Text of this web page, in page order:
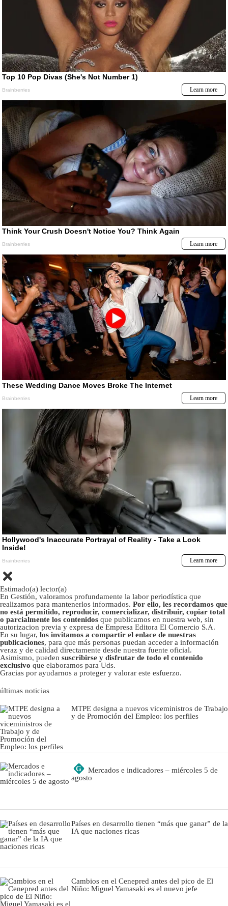
Estimado(a) lector(a)
En Gestión, valoramos profundamente la labor periodística que
realizamos para mantenerlos informados. Por ello, les recordamos que
no está permitido, reproducir, comercializar, distribuir, copiar total
o parcialmente los contenidos que publicamos en nuestra web, sin
autorizacion previa y expresa de Empresa Editora El Comercio S.A.
En su lugar, los invitamos a compartir el enlace de nuestras
publicaciones, para que más personas puedan acceder a información
veraz y de calidad directamente desde nuestra fuente oficial.
Asimismo, pueden suscribirse y disfrutar de todo el contenido
exclusivo que elaboramos para Uds.
Gracias por ayudarnos a proteger y valorar este esfuerzo.
últimas noticias
MTPE designa a nuevos viceministros de Trabajo
y de Promoción del Empleo: los perfiles
G
Mercados e indicadores – miércoles 5 de
agosto
Países en desarrollo tienen “más que ganar” de la
IA que naciones ricas
Cambios en el Cenepred antes del pico de El
Niño: Miguel Yamasaki es el nuevo jefe